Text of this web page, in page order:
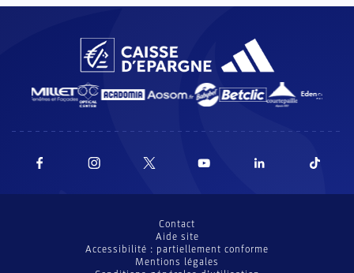
Contact
Aide site
Accessibilité : partiellement conforme
Mentions légales